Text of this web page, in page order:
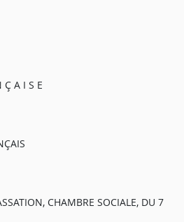
Ç A I S E
CHAMBRE SOCIALE, DU 7